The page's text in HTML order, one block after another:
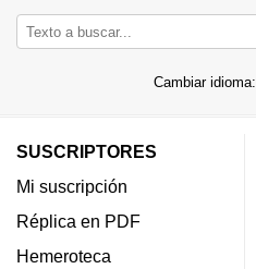
Cambiar idioma:
SUSCRIPTORES
Mi suscripción
Réplica en PDF
Hemeroteca